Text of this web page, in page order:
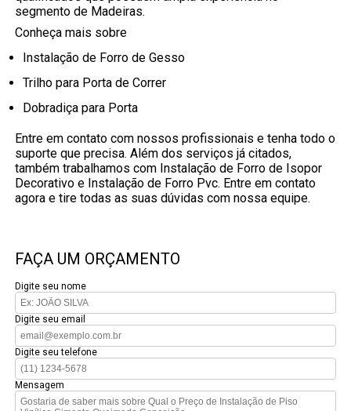
segmento de Madeiras.
Conheça mais sobre
Instalação de Forro de Gesso
Trilho para Porta de Correr
Dobradiça para Porta
Entre em contato com nossos profissionais e tenha todo o
suporte que precisa. Além dos serviços já citados,
também trabalhamos com Instalação de Forro de Isopor
Decorativo e Instalação de Forro Pvc. Entre em contato
agora e tire todas as suas dúvidas com nossa equipe.
FAÇA UM ORÇAMENTO
Digite seu nome
Digite seu email
Digite seu telefone
Mensagem